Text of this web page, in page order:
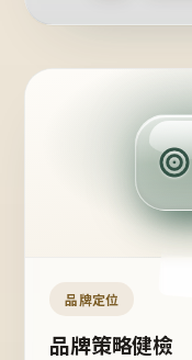
品牌定位
品牌策略健檢